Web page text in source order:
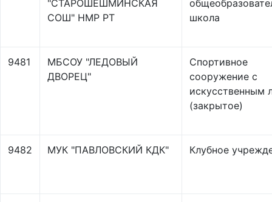
"СТАРОШЕШМИНСКАЯ
СОШ" НМР РТ
школа
9481
МБСОУ "ЛЕДОВЫЙ
ДВОРЕЦ"
Спортивное
сооружение с
искусственным
(закрытое)
9482 МУК "ПАВЛОВСКИЙ КДК" Клубное